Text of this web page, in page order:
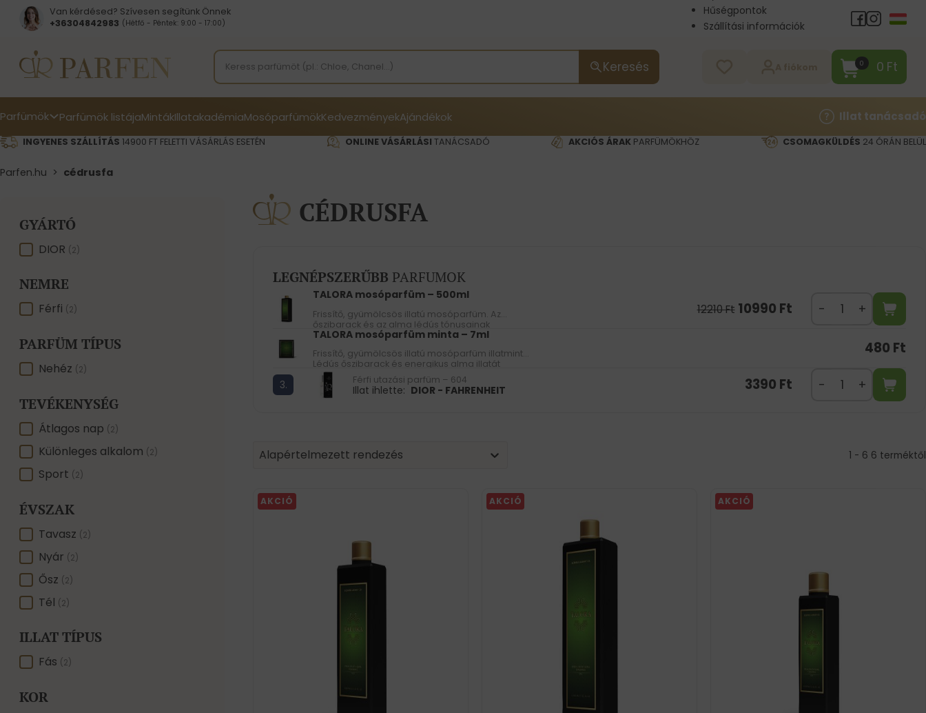
Van kérdésed? Szívesen segítünk Önnek
+36304842983 (Hétfő - Péntek: 9:00 - 17:00)
Hűségpontok
Szállítási információk
Keresés 0 0 Ft
Parfümök Parfümök listájaMintákIllatakadémiaMosóparfümökKedvezményekAjándékok Illat tanácsadó
INGYENES SZÁLLÍTÁS 14900 FT FELETTI VÁSÁRLÁS ESETÉN ONLINE VÁSÁRLÁSI TANÁCSADÓ AKCIÓS ÁRAKPARFÜMÖKHÖZ CSOMAGKÜLDÉS 24 ÓRÁN BELÜL
Parfen.hu > cédrusfa
GYÁRTÓ
GYÁRTÓ
DIOR (2)
NEMRE
NEMRE
Férfi (2)
PARFÜM TÍPUS
PARFÜM TÍPUS
Nehéz (2)
TEVÉKENYSÉG
TEVÉKENYSÉG
Átlagos nap (2)
Különleges alkalom (2)
Sport (2)
ÉVSZAK
ÉVSZAK
Tavasz (2)
Nyár (2)
Ősz (2)
Tél (2)
ILLAT TÍPUS
ILLAT TÍPUS
Fás (2)
KOR
CÉDRUSFA
LEGNÉPSZERŰBB PARFUMOK
TALORA mosóparfüm – 500ml
Frissítő, gyümölcsös illatú mosóparfüm. Az
őszibarack és az alma lédús tónusainak
köszönhetően energikus aromát hagy a ruhákon.
12210Ft 10990 Ft
TALORA mosóparfüm minta – 7ml
Frissítő, gyümölcsös illatú mosóparfüm illatminta.
Lédús őszibarack és energikus alma illatát
árasztja.
480 Ft
Férfi utazási parfüm – 604
Illat ihlette: DIOR - FAHRENHEIT 3390 Ft
Product | Sorting
Sort content
Alapértelmezett rendezés
Sort content 1 - 6 6 terméktől
AKCIÓ AKCIÓ AKCIÓ